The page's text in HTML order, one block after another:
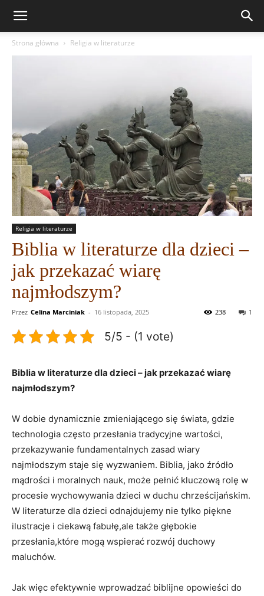
Strona główna Religia w literaturze
Religia w literaturze
Biblia w literaturze dla dzieci –
jak przekazać wiarę
najmłodszym?
Przez Celina Marciniak - 16 listopada, 2025 1
238
5/5 - (1 vote)
Biblia w literaturze dla dzieci – jak przekazać wiarę
najmłodszym?
W dobie dynamicznie zmieniającego się świata, gdzie
technologia często przesłania tradycyjne wartości,
przekazywanie fundamentalnych zasad wiary
najmłodszym staje się wyzwaniem. Biblia, jako źródło
mądrości i moralnych nauk, może pełnić kluczową rolę w
procesie wychowywania dzieci w duchu chrześcijańskim.
W literaturze dla dzieci odnajdujemy nie tylko piękne
ilustracje i ciekawą fabułę,ale także głębokie
przesłania,które mogą wspierać rozwój duchowy
maluchów.
Jak więc efektywnie wprowadzać biblijne opowieści do